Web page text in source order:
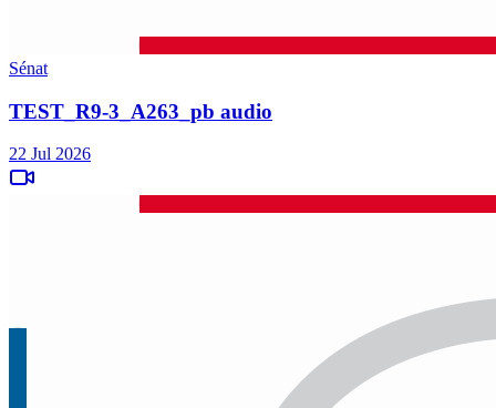
Sénat
TEST_R9-3_A263_pb audio
22 Jul 2026